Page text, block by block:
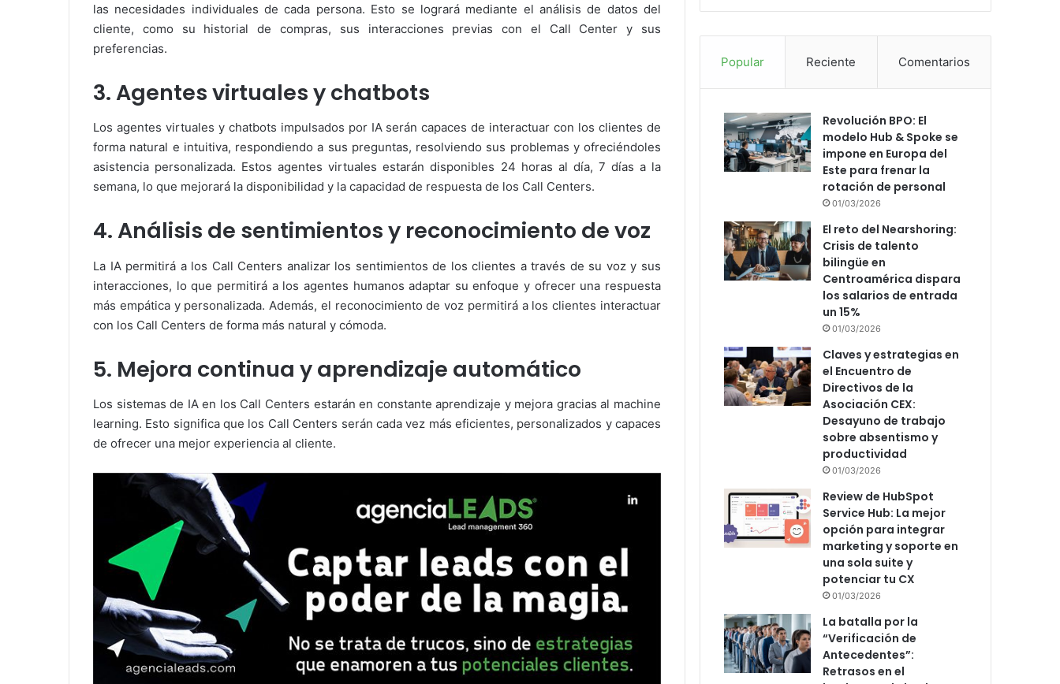
las necesidades individuales de cada persona. Esto se logrará mediante el análisis de datos del
cliente, como su historial de compras, sus interacciones previas con el Call Center y sus
preferencias.
3. Agentes virtuales y chatbots
Los agentes virtuales y chatbots impulsados por IA serán capaces de interactuar con los clientes de
forma natural e intuitiva, respondiendo a sus preguntas, resolviendo sus problemas y ofreciéndoles
asistencia personalizada. Estos agentes virtuales estarán disponibles 24 horas al día, 7 días a la
semana, lo que mejorará la disponibilidad y la capacidad de respuesta de los Call Centers.
4. Análisis de sentimientos y reconocimiento de voz
La IA permitirá a los Call Centers analizar los sentimientos de los clientes a través de su voz y sus
interacciones, lo que permitirá a los agentes humanos adaptar su enfoque y ofrecer una respuesta
más empática y personalizada. Además, el reconocimiento de voz permitirá a los clientes interactuar
con los Call Centers de forma más natural y cómoda.
5. Mejora continua y aprendizaje automático
Los sistemas de IA en los Call Centers estarán en constante aprendizaje y mejora gracias al machine
learning. Esto significa que los Call Centers serán cada vez más eficientes, personalizados y capaces
de ofrecer una mejor experiencia al cliente.
Popular Reciente Comentarios
Revolución BPO: El
modelo Hub & Spoke se
impone en Europa del
Este para frenar la
rotación de personal
01/03/2026
El reto del Nearshoring:
Crisis de talento
bilingüe en
Centroamérica dispara
los salarios de entrada
un 15%
01/03/2026
Claves y estrategias en
el Encuentro de
Directivos de la
Asociación CEX:
Desayuno de trabajo
sobre absentismo y
productividad
01/03/2026
Review de HubSpot
Service Hub: La mejor
opción para integrar
marketing y soporte en
una sola suite y
potenciar tu CX
01/03/2026
La batalla por la
“Verificación de
Antecedentes”:
Retrasos en el